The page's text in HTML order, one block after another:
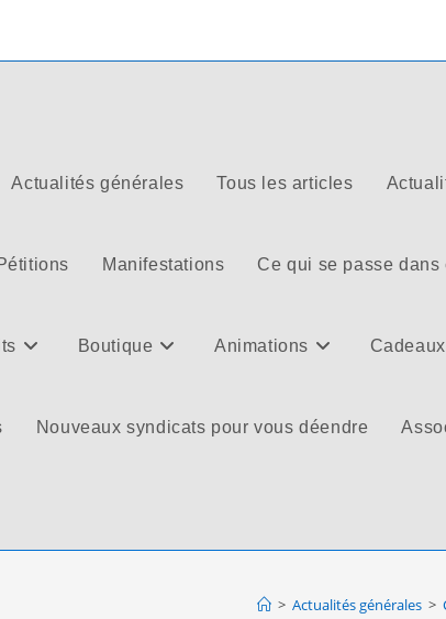
Actualités générales Tous les articles
Manifestations Ce qui se passe dans
Boutique Animations Cadeaux
Nouveaux syndicats pour vous déendre
> Actualités générales >